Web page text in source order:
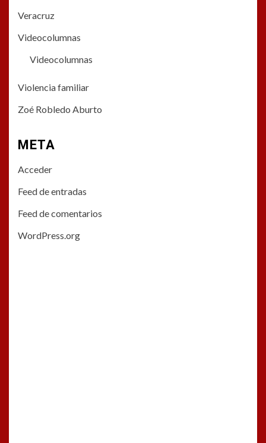
Veracruz
Videocolumnas
Videocolumnas
Violencia familiar
Zoé Robledo Aburto
META
Acceder
Feed de entradas
Feed de comentarios
WordPress.org